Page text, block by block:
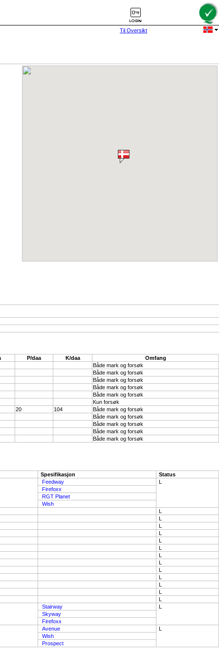
Til Oversikt
P/daa K/daa
Omfang
Både mark og forsøk
Både mark og forsøk
Både mark og forsøk
Både mark og forsøk
Både mark og forsøk
Kun forsøk
20 104
Både mark og forsøk
Både mark og forsøk
Både mark og forsøk
Både mark og forsøk
Både mark og forsøk
Spesifikasjon
Status
Feedway
L
Firefoxx
RGT Planet
Wish
L
L
L
L
L
L
L
L
L
L
L
L
L
Stairway
L
Skyway
Firefoxx
Avenue
L
Wish
Prospect